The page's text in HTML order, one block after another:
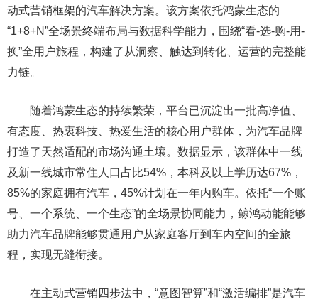
动式营销框架的汽车解决方案。该方案依托鸿蒙生态的
“1+8+N”全场景终端布局与数据科学能力，围绕“看-选-购-用-
换”全用户旅程，构建了从洞察、触达到转化、运营的完整能
力链。
随着鸿蒙生态的持续繁荣，平台已沉淀出一批高净值、
有态度、热衷科技、热爱生活的核心用户群体，为汽车品牌
打造了天然适配的市场沟通土壤。数据显示，该群体中一线
及新一线城市常住人口占比54%，本科及以上学历达67%，
85%的家庭拥有汽车，45%计划在一年内购车。依托“一个账
号、一个系统、一个生态”的全场景协同能力，鲸鸿动能能够
助力汽车品牌能够贯通用户从家庭客厅到车内空间的全旅
程，实现无缝衔接。
在主动式营销四步法中，“意图智算”和“激活编排”是汽车